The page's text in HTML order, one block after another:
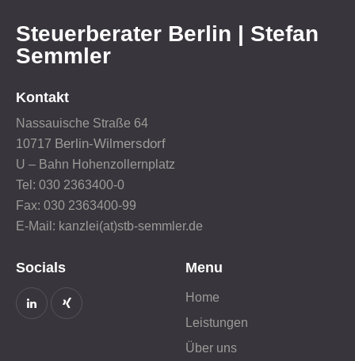
Steuerberater Berlin | Stefan
Semmler
Kontakt
Nassauische Straße 64
10717 Berlin-Wilmersdorf
U – Bahn Hohenzollernplatz
Tel: 030 2363400-0
Fax: 030 2363400-99
E-Mail: kanzlei(at)stb-semmler.de
Socials Menu
Home
Leistungen
Über uns